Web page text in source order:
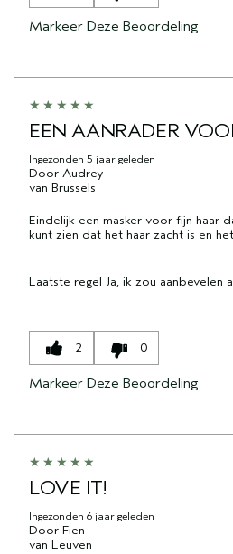
Markeer Deze Beoordeling
EEN AANRADER
Ingezonden 5 jaar geleden
Door Audrey
van Brussels
Eindelijk een masker voor fijn haar
kunt zien dat het haar zacht is en
Laatste regel Ja, ik zou aanbevelen
2 0
Markeer Deze Beoordeling
LOVE IT!
Ingezonden 6 jaar geleden
Door Fien
van Leuven